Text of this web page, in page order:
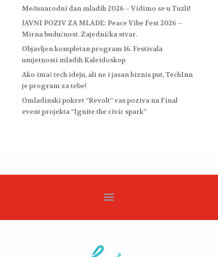
Međunarodni dan mladih 2026 – Vidimo se u Tuzli!
JAVNI POZIV ZA MLADE: Peace Vibe Fest 2026 –
Mirna budućnost. Zajednička stvar.
Objavljen kompletan program 16. Festivala
umjetnosti mladih Kaleidoskop
Ako imaš tech ideju, ali ne i jasan biznis put, TechInn
je program za tebe!
Omladinski pokret “Revolt” vas poziva na Final
event projekta “Ignite the civic spark”